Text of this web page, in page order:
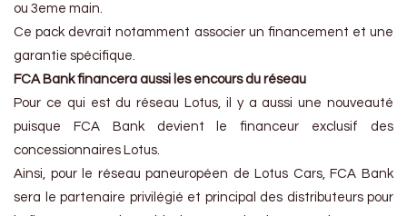
ou 3eme main.
Ce pack devrait notamment associer un financement et une
garantie spécifique.
FCA Bank financera aussi les encours du réseau
Pour ce qui est du réseau Lotus, il y a aussi une nouveauté
puisque FCA Bank devient le financeur exclusif des
concessionnaires Lotus.
Ainsi, pour le réseau paneuropéen de Lotus Cars, FCA Bank
sera le partenaire privilégié et principal des distributeurs pour